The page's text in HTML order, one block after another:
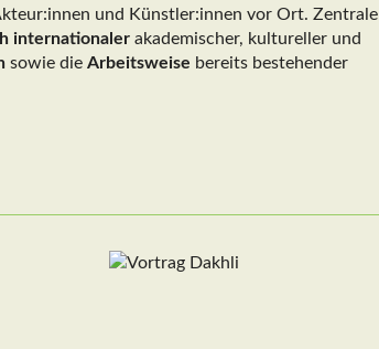
und Künstler:innen vor Ort. Zentrale
internationaler akademischer, kultureller und
sowie die Arbeitsweise bereits bestehender